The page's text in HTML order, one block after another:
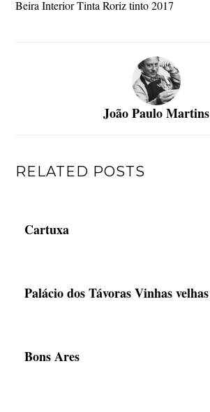
Beira Interior Tinta Roriz tinto 2017
João Paulo Martins
RELATED POSTS
Cartuxa
Palácio dos Távoras Vinhas velhas
Bons Ares